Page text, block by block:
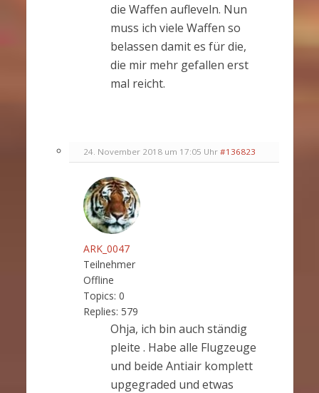
die Waffen aufleveln. Nun
muss ich viele Waffen so
belassen damit es für die,
die mir mehr gefallen erst
mal reicht.
24. November 2018 um 17:05 Uhr #136823
ARK_0047
Teilnehmer
Offline
Topics: 0
Replies: 579
Ohja, ich bin auch ständig
pleite . Habe alle Flugzeuge
und beide Antiair komplett
upgegraded und etwas